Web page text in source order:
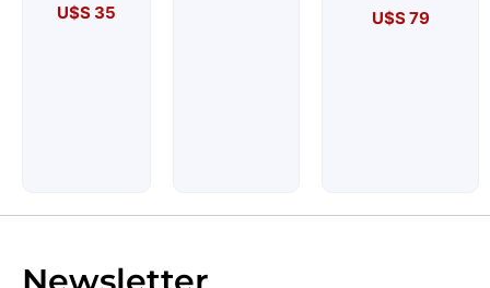
U$S 35 U$S79